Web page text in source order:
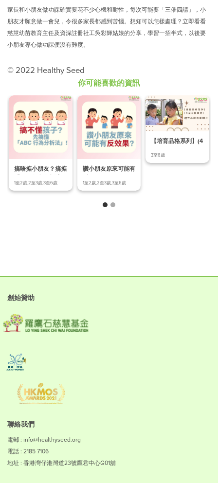
家長和小朋友做功課確實要花不少心機和耐性，每次可能要「三催四請」，小
朋友才願意做一會兒，令很多家長都感到苦惱。想知可以怎樣處理？立即看看
慈慧幼苗教育主任及資深註冊社工吳彩輝姑娘的分享，學習一招半式，以後要
小朋友專心做功課便沒有難度。
© 2022 Healthy Seed
你可能喜歡的資訊
搞唔掂小朋友？搞掂
「ABC行為分析法」
先
1至2歲,2至3歲,3至6歲
讚小朋友原來可能有
反效果？
1至2歲,2至3歲,3至6歲
【培育品格系列】(4
3至6歲
創始贊助
聯絡我們
電郵 : info@healthyseed.org
電話 : 2185 7106
地址 : 香港灣仔港灣道23號鷹君中心G01舖